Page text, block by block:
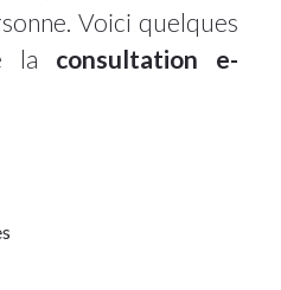
Voici quelques
la consultation e-